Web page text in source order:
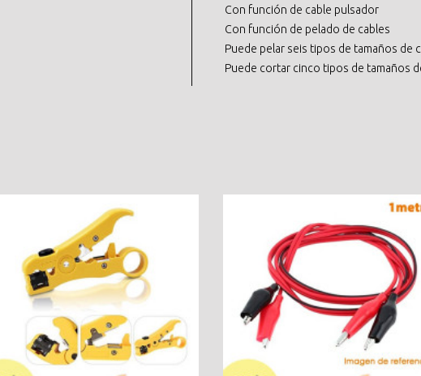
Con función de cable pulsador
Con función de pelado de cables
Puede pelar seis tipos de tamaños de
Puede cortar cinco tipos de tamaños